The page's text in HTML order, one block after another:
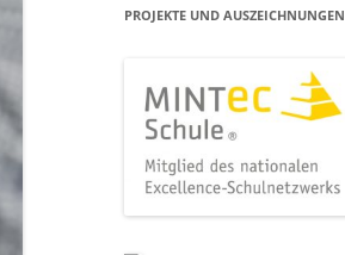
PROJEKTE UND AUSZEICHNUNGEN